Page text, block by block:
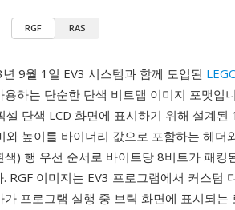
RGF RAS
9월 1일 EV3 시스템과 함께 도입된
하는 단순한 단색 비트맵 이미지 포맷입
단색 LCD 화면에 표시하기 위해 설계된
높이를 바이너리 값으로 포함하는 헤더
) 행 우선 순서로 바이트당 8비트가 패킹
RGF 이미지는 EV3 프로그램에서 커스텀
프로그램 실행 중 브릭 화면에 표시되는